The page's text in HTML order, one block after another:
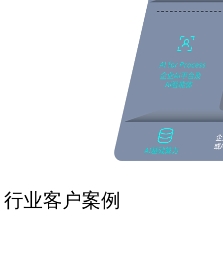
行业客户案例